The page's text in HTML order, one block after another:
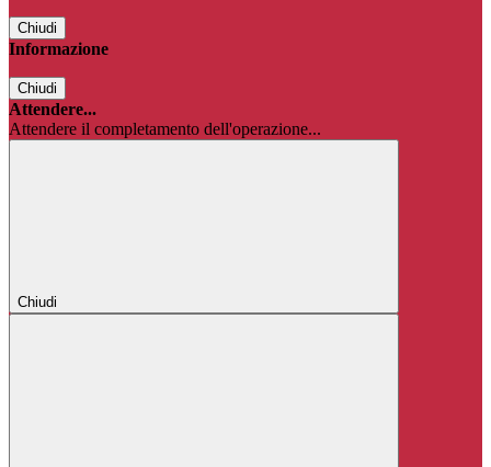
Chiudi
Informazione
Chiudi
Attendere...
Attendere il completamento dell'operazione...
Chiudi